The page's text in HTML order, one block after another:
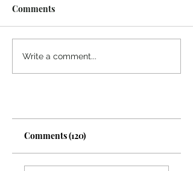
What Sustains You?
Comments
Write a comment...
Comments (120)